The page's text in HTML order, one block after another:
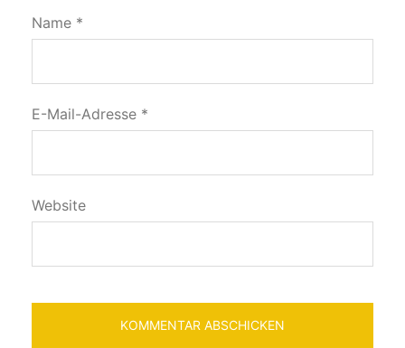
Name *
E-Mail-Adresse *
Website